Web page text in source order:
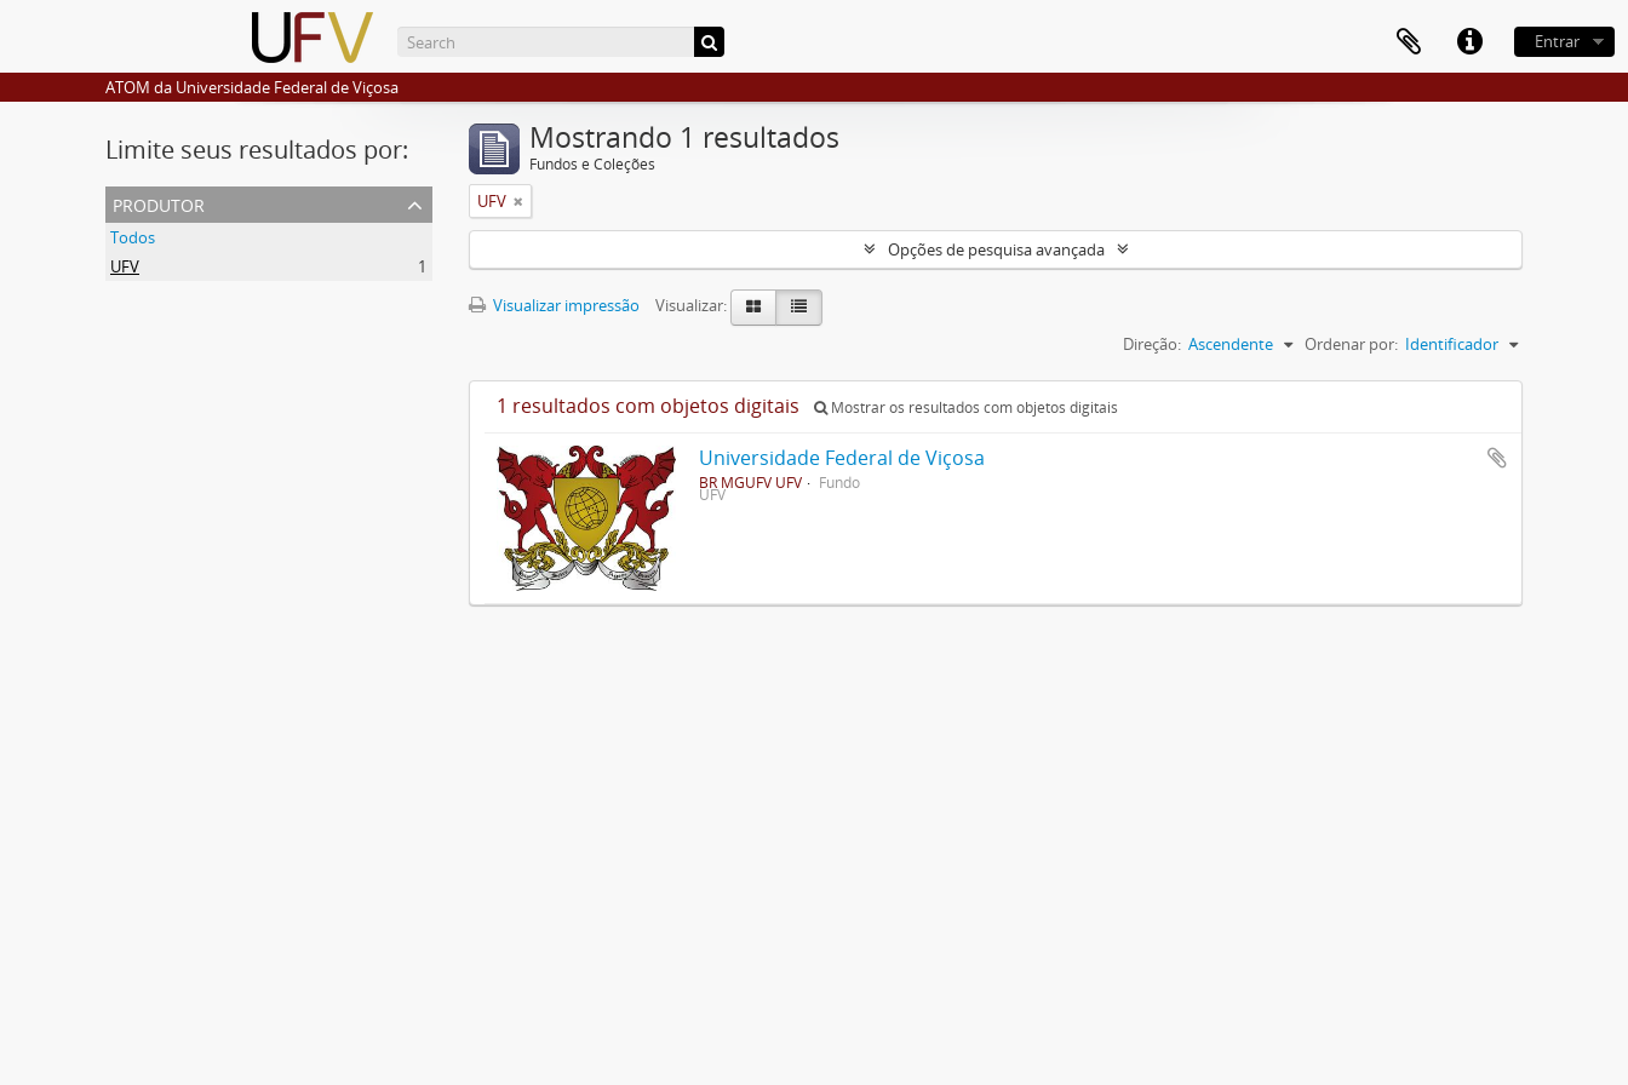
Entrar
ATOM da Universidade Federal de Viçosa
Limite seus resultados por:
produtor
Todos
UFV
1
Mostrando 1 resultados
Fundos e Coleções
UFV
Opções de pesquisa avançada
Visualizar impressão
Visualizar:
Ordenar por: Identificador
Direção: Ascendente
1 resultados com objetos digitais Mostrar os resultados com objetos digitais
Universidade Federal de Viçosa
BR MGUFV UFV Fundo
UFV